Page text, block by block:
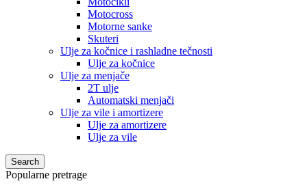
Motocross
Motorne sanke
Skuteri
Ulje za kočnice i rashladne tečnosti
Ulje za kočnice
Ulje za menjače
2T ulje
Automatski menjači
Ulje za vile i amortizere
Ulje za amortizere
Ulje za vile
Search
Popularne pretrage